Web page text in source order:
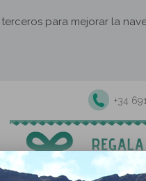
para mejorar la
+34